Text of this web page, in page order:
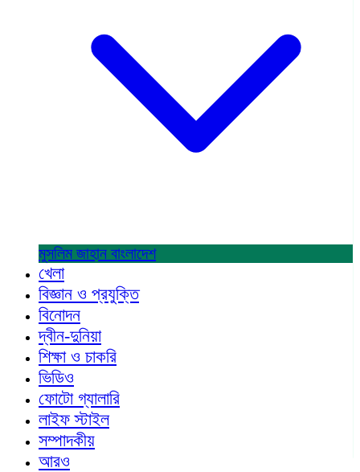
মুসলিম জাহান বাংলাদেশ
খেলা
বিজ্ঞান ও প্রযুক্তি
বিনোদন
দ্বীন-দুনিয়া
শিক্ষা ও চাকরি
ভিডিও
ফোটো গ্যালারি
লাইফ স্টাইল
সম্পাদকীয়
আরও